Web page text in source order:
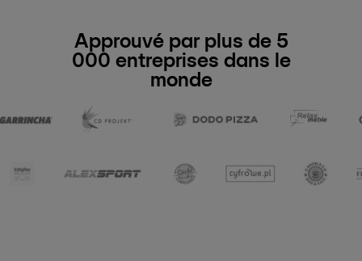
Approuvé par plus de 5
000 entreprises dans le
monde